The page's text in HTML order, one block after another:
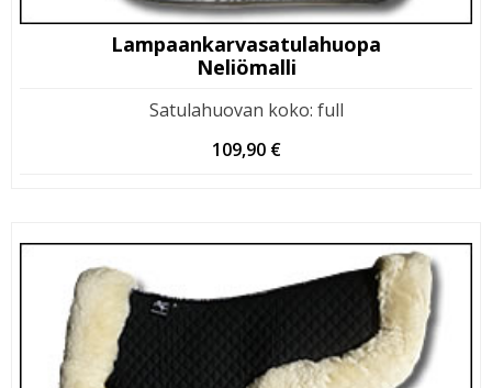
Lampaankarvasatulahuopa
Neliömalli
Satulahuovan koko: full
109,90 €